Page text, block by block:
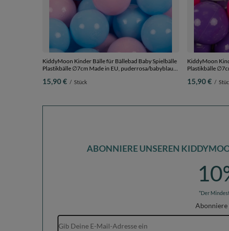
KiddyMoon Kinder Bälle für Bällebad Baby Spielbälle
Plastikbälle ∅7cm Made in EU, puderrosa/babyblau,
15,90 € / Stück
KiddyMoon
Plastikbälle
15,90 € /
ABONNIERE UNSEREN
*Der
Abonniere